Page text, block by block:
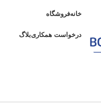
خانهفروشگاه
درخواست همکاریبلاگ